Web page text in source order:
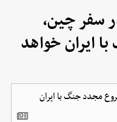
سفر چین،
ایران خواهد
مجدد جنگ با ایران